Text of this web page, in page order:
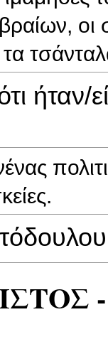
οι
ήταν/